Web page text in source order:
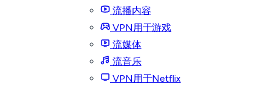
流播内容
VPN用于游戏
流媒体
流音乐
VPN用于Netflix